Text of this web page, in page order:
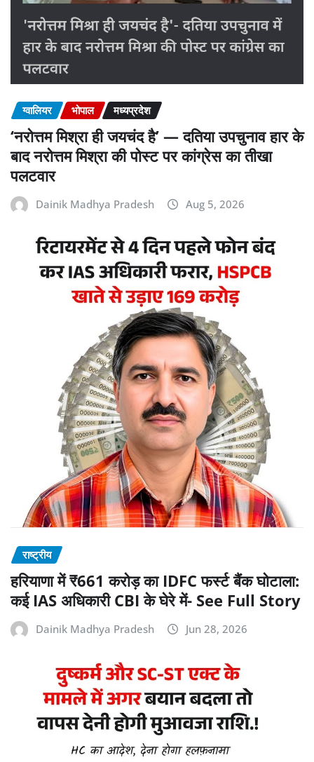
ग्वालियर भोपाल मध्यप्रदेश
‘नरोत्तम मिश्रा ही जयचंद है’ — दतिया उपचुनाव हार के
बाद नरोत्तम मिश्रा की पोस्ट पर कांग्रेस का तीखा
पलटवार
Dainik Madhya Pradesh Aug 5, 2026
राष्ट्रीय
हरियाणा में ₹661 करोड़ का IDFC फर्स्ट बैंक घोटाला:
कई IAS अधिकारी CBI के घेरे में- See Full Story
Dainik Madhya Pradesh Jun 28, 2026